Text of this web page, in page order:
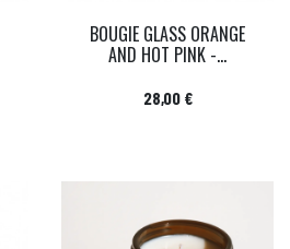
BOUGIE GLASS ORANGE
AND HOT PINK -...
Prix
28,00 €